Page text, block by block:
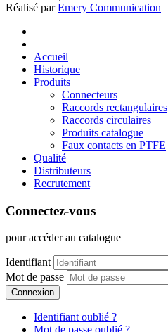
Réalisé parEmery Communication
Accueil
Historique
Produits
Connecteurs
Raccords rectangulaires
Raccords circulaires
Produits catalogue
Faux contacts en PTFE
Qualité
Distributeurs
Recrutement
Connectez-vous
pour accéder au catalogue
Identifiant
Mot de passe
Connexion
Identifiant oublié ?